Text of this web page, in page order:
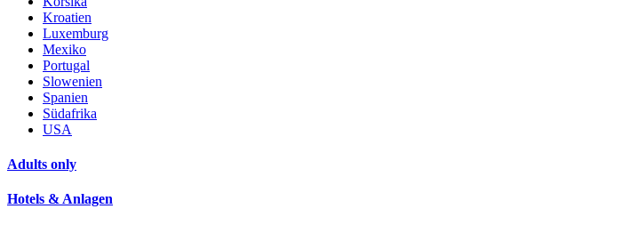
Kroatien
Luxemburg
Mexiko
Portugal
Slowenien
Spanien
Südafrika
USA
Adults only
Hotels & Anlagen